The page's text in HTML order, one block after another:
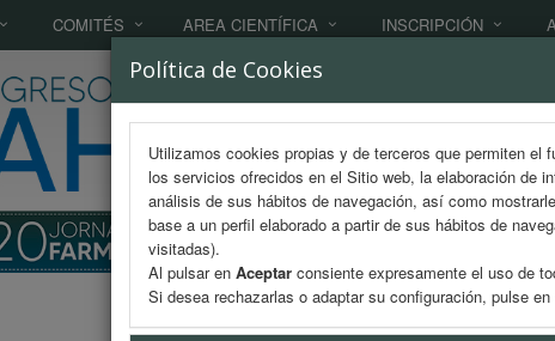
Política de Cookies
Utilizamos cookies propias y de terceros que permiten el
los servicios ofrecidos en el Sitio web, la elaboración de
análisis de sus hábitos de navegación, así como
base a un perfil elaborado a partir de sus hábitos de
visitadas).
Al pulsar en Aceptar consiente expresamente el uso de
Si desea rechazarlas o adaptar su configuración, pulse en
COMITÉS AREA CIENTÍFICA INSCRIPCIÓN